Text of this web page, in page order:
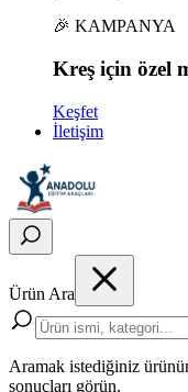
🎉 KAMPANYA
Kreş için özel
Keşfet
İletişim
Ürün Ara
Aramak istediğiniz
sonuçları görün.